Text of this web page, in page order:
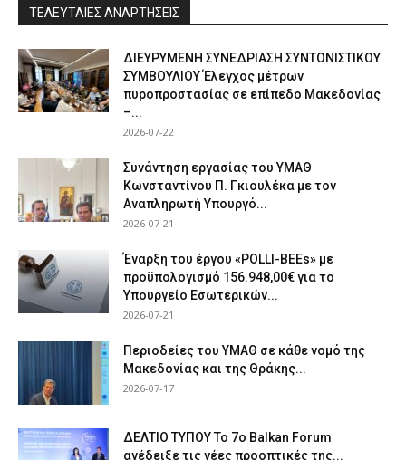
ΤΕΛΕΥΤΑΙΕΣ ΑΝΑΡΤΗΣΕΙΣ
ΔΙΕΥΡΥΜΕΝΗ ΣΥΝΕΔΡΙΑΣΗ ΣΥΝΤΟΝΙΣΤΙΚΟΥ
ΣΥΜΒΟΥΛΙΟΥ Έλεγχος μέτρων
πυροπροστασίας σε επίπεδο Μακεδονίας
–...
2026-07-22
Συνάντηση εργασίας του ΥΜΑΘ
Κωνσταντίνου Π. Γκιουλέκα με τον
Αναπληρωτή Υπουργό...
2026-07-21
Έναρξη του έργου «POLLI-BEEs» με
προϋπολογισμό 156.948,00€ για το
Υπουργείο Εσωτερικών...
2026-07-21
Περιοδείες του ΥΜΑΘ σε κάθε νομό της
Μακεδονίας και της Θράκης...
2026-07-17
ΔΕΛΤΙΟ ΤΥΠΟΥ Το 7ο Balkan Forum
ανέδειξε τις νέες προοπτικές της...